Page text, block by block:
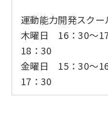
運動能力開発スクー
木曜日 16：30〜
18：30
金曜日 15：30〜
17：30